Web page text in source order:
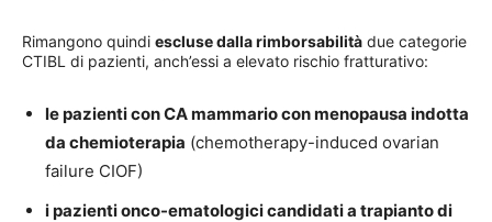
Rimangono quindi escluse dalla rimborsabilità due categorie
CTIBL di pazienti, anch’essi a elevato rischio fratturativo:
le pazienti con CA mammario con menopausa indotta
da chemioterapia (chemotherapy-induced ovarian
failure CIOF)
i pazienti onco-ematologici candidati a trapianto di